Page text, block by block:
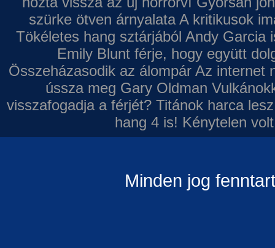
szürke ötven árnyalata A kritikusok
Tökéletes hang sztárjából Andy Garcia
Emily Blunt férje, hogy együtt
Összeházasodik az álompár Az internet
ússza meg Gary Oldman
visszafogadja a férjét? Titánok harca
hang 4 is! Kénytelen
Minden jog